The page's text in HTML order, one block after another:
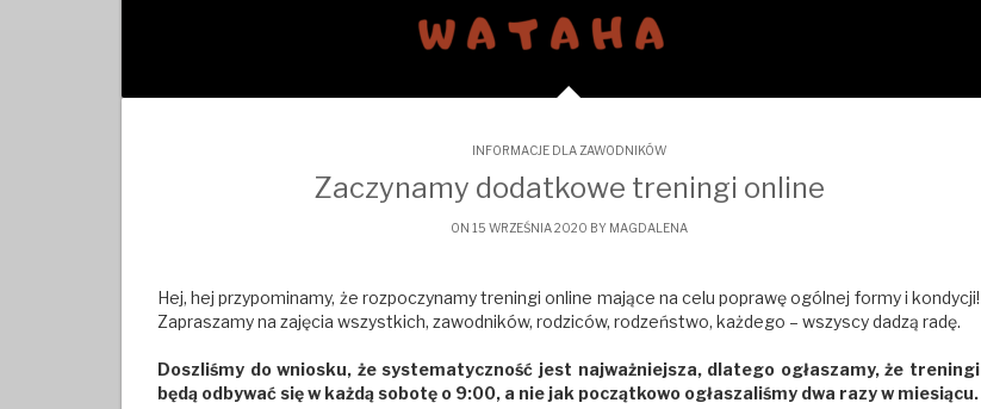
INFORMACJE DLA ZAWODNIKÓW
Zaczynamy dodatkowe treningi online
ON 15 WRZEŚNIA 2020 BY MAGDALENA
Hej, hej przypominamy, że rozpoczynamy treningi online mające na celu poprawę ogólnej formy i kondycji!
Zapraszamy na zajęcia wszystkich, zawodników, rodziców, rodzeństwo, każdego – wszyscy dadzą radę.
Doszliśmy do wniosku, że systematyczność jest najważniejsza, dlatego ogłaszamy, że treningi
będą odbywać się w każdą sobotę o 9:00, a nie jak początkowo ogłaszaliśmy dwa razy w miesiącu.